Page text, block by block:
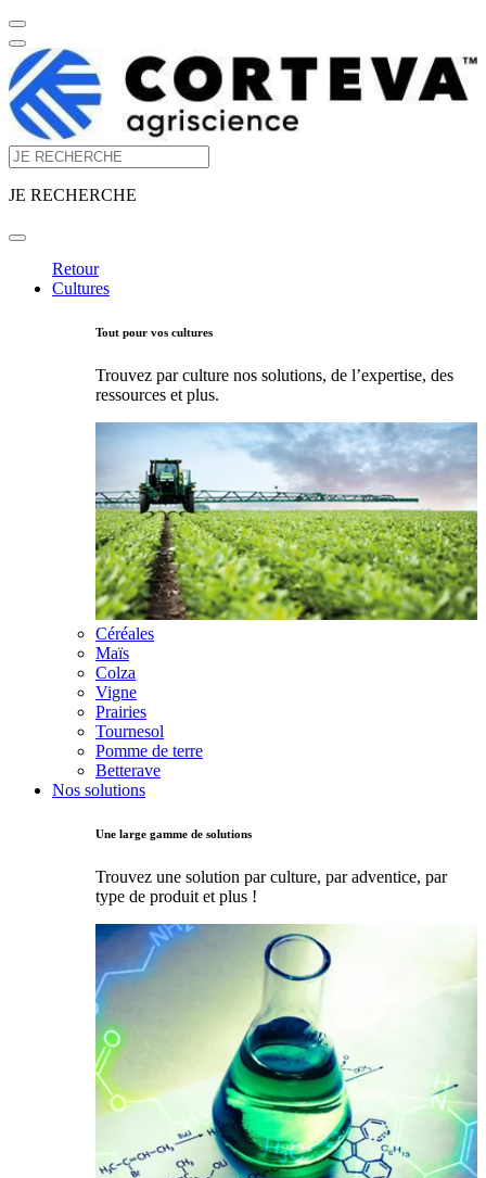
JE RECHERCHE
Retour
Cultures
Tout pour vos cultures
Trouvez par culture nos solutions, de l’expertise, des
ressources et plus.
Céréales
Maïs
Colza
Vigne
Prairies
Tournesol
Pomme de terre
Betterave
Nos solutions
Une large gamme de solutions
Trouvez une solution par culture, par adventice, par
type de produit et plus !